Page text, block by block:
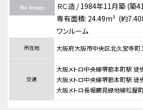
ＲＣ造 / 1984年11月築 (築
専有面積: 24.49m² (約7.40
ワンルーム
所在地 大阪府大阪市中央区北久宝寺町
交通
大阪メトロ中央線堺筋本町駅 徒
大阪メトロ中央線堺筋本町駅 徒
大阪メトロ長堀鶴見緑地線松屋